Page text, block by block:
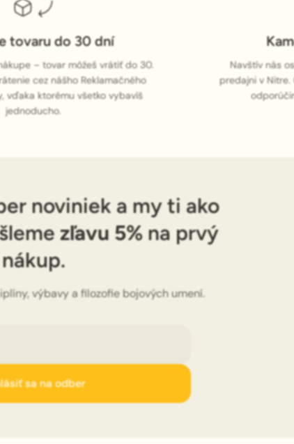
tovaru do 30 dní
– tovar môžeš vrátiť do 30.
cez nášho Reklamačného
vďaka ktorému všetko vybavíš
jednoducho.
Navštív nás
predajni v
noviniek a my ti ako
zľavu 5% na prvý
nákup.
výbavy a filozofie bojových umení.
sa na odber